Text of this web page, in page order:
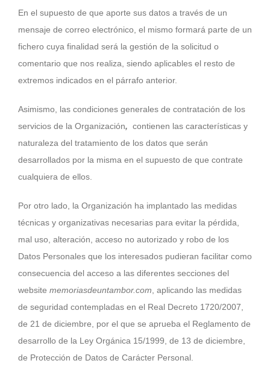
En el supuesto de que aporte sus datos a través de un
mensaje de correo electrónico, el mismo formará parte de un
fichero cuya finalidad será la gestión de la solicitud o
comentario que nos realiza, siendo aplicables el resto de
extremos indicados en el párrafo anterior.
Asimismo, las condiciones generales de contratación de los
servicios de la Organización, contienen las características y
naturaleza del tratamiento de los datos que serán
desarrollados por la misma en el supuesto de que contrate
cualquiera de ellos.
Por otro lado, la Organización ha implantado las medidas
técnicas y organizativas necesarias para evitar la pérdida,
mal uso, alteración, acceso no autorizado y robo de los
Datos Personales que los interesados pudieran facilitar como
consecuencia del acceso a las diferentes secciones del
website memoriasdeuntambor.com , aplicando las medidas
de seguridad contempladas en el Real Decreto 1720/2007,
de 21 de diciembre, por el que se aprueba el Reglamento de
desarrollo de la Ley Orgánica 15/1999, de 13 de diciembre,
de Protección de Datos de Carácter Personal.